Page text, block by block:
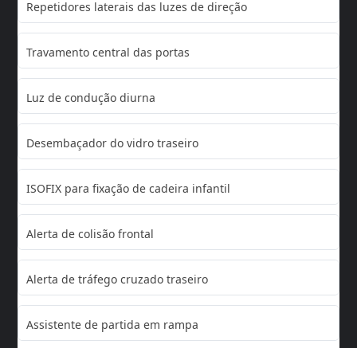
Repetidores laterais das luzes de direção
Travamento central das portas
Luz de condução diurna
Desembaçador do vidro traseiro
ISOFIX para fixação de cadeira infantil
Alerta de colisão frontal
Alerta de tráfego cruzado traseiro
Assistente de partida em rampa